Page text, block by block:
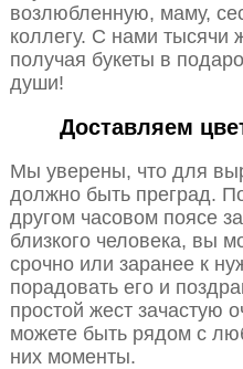
возлюбленную, маму,
коллегу. С нами тысячи
получая букеты в
души!
Доставляем
Мы уверены, что для
должно быть преград.
другом часовом поясе
близкого человека, вы
срочно или заранее к
порадовать его и
простой жест зачастую
можете быть рядом с
них моменты.